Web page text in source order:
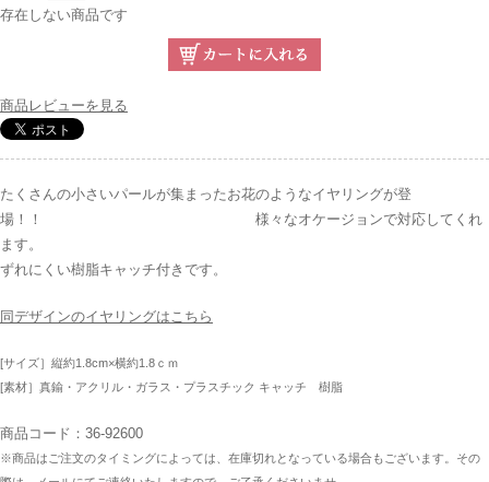
存在しない商品です
商品レビューを見る
たくさんの小さいパールが集まったお花のようなイヤリングが登
場！！ 様々なオケージョンで対応してくれ
ます。
ずれにくい樹脂キャッチ付きです。
同デザインのイヤリングはこちら
[サイズ］縦約1.8cm×横約1.8ｃｍ
[素材］真鍮・アクリル・ガラス・プラスチック キャッチ 樹脂
商品コード：36-92600
※商品はご注文のタイミングによっては、在庫切れとなっている場合もございます。その